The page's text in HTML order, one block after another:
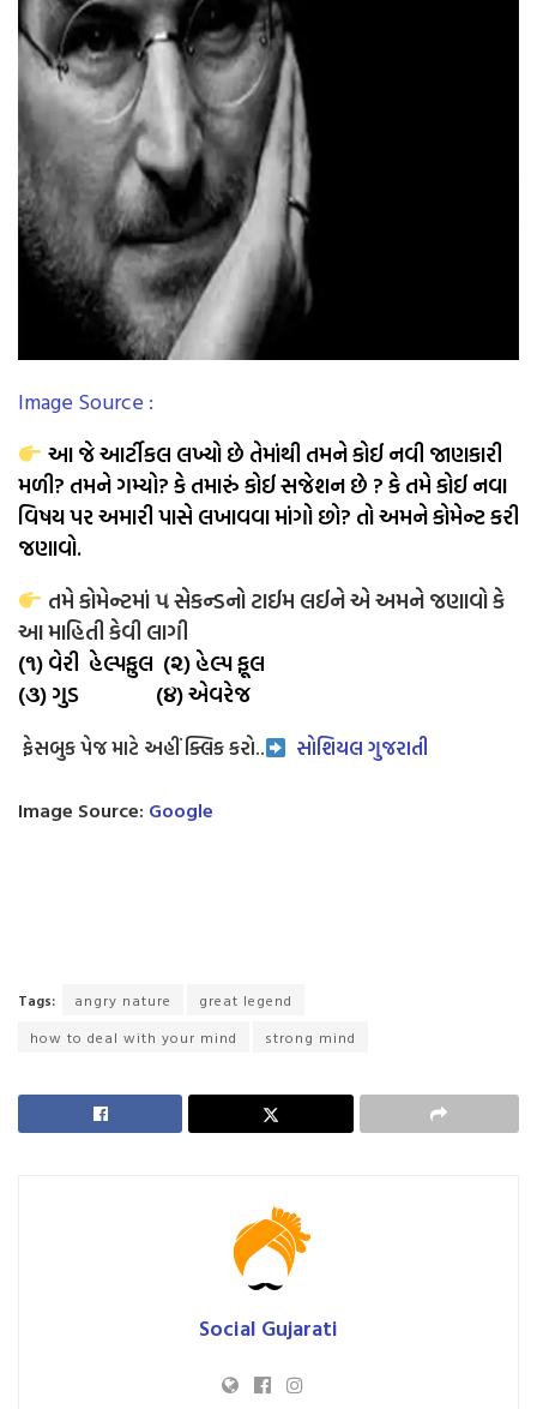
Image Source :
આ જે આર્ટીકલ લખ્યો છે તેમાંથી તમને કોઈ નવી જાણકારી
મળી? તમને ગમ્યો? કે તમારું કોઈ સજેશન છે ? કે તમે કોઈ નવા
વિષય પર અમારી પાસે લખાવવા માંગો છો? તો અમને કોમેન્ટ કરી
જણાવો.
તમે કોમેન્ટમાં ૫ સેકન્ડનો ટાઈમ લઈને એ અમને જણાવો કે
આ માહિતી કેવી લાગી
(૧) વેરી હેલ્પફુલ (૨) હેલ્પ ફૂલ
(૩) ગુડ (૪) એવરેજ
ફેસબુક પેજ માટે અહીં ક્લિક કરો.. સોશિયલ ગુજરાતી
Image Source: Google
Tags: angry nature
great legend
how to deal with your mind
strong mind
Social Gujarati